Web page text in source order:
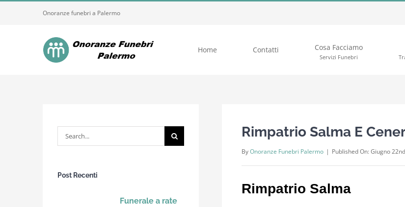
Onoranze funebri a Palermo
Home Contatti Cosa Facciamo
Servizi Funebri
Search
for:
Post Recenti
Funerale a rate
Rimpatrio Salma E
ByOnoranze Funebri Palermo | Published On: Giugno
Rimpatrio Salma